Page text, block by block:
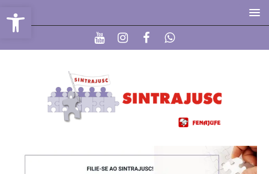
Abrir a barra de ferramentas